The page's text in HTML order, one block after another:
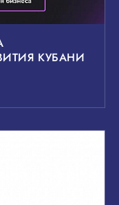
бизнес
УРОВЕНЬ
КУБАНИ